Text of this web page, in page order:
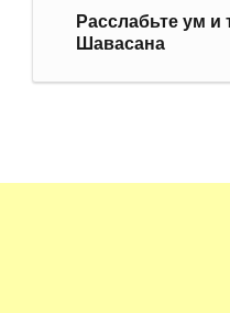
Расслабьте ум и
Шавасана